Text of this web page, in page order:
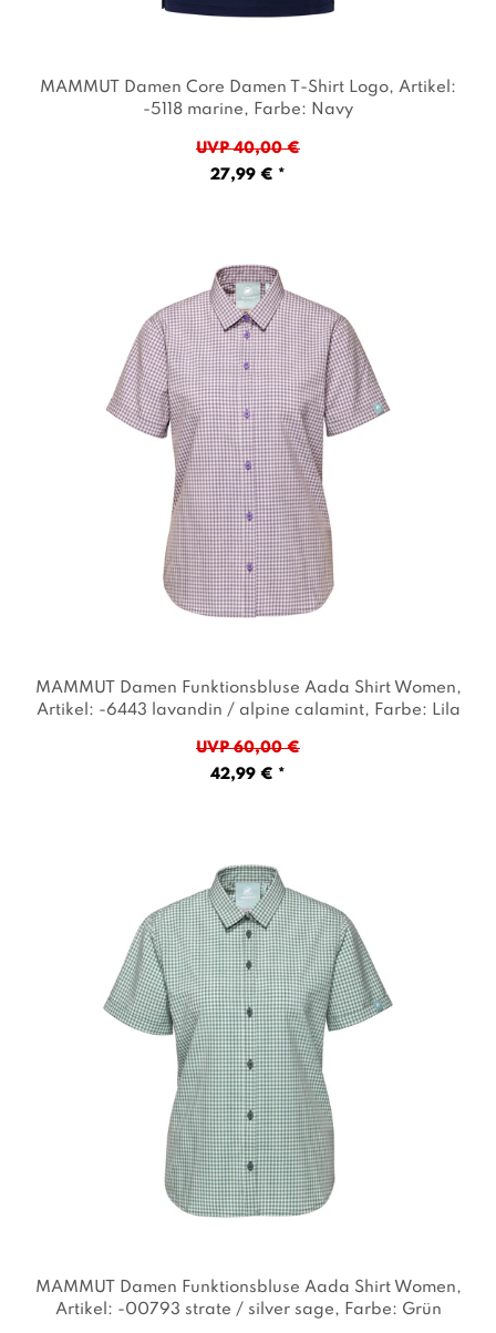
MAMMUT Damen Core Damen T-Shirt Logo, Artikel:
-5118 marine, Farbe: Navy
UVP 40,00 €
27,99 € *
MAMMUT Damen Funktionsbluse Aada Shirt Women ,
Artikel: -6443 lavandin / alpine calamint, Farbe: Lila
UVP 60,00 €
42,99 € *
MAMMUT Damen Funktionsbluse Aada Shirt Women,
Artikel: -00793 strate / silver sage, Farbe: Grün